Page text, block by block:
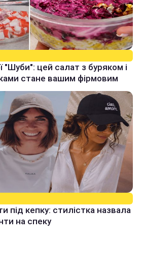
"Шуби": цей салат з буряком і
стане вашим фірмовим
під кепку: стилістка назвала
на спеку